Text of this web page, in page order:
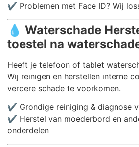
✔️ Problemen met Face ID? Wij
💧 Waterschade
toestel na
Heeft je telefoon of tablet
Wij reinigen en herstellen interne
verdere schade te voorkomen.
✔️ Grondige reiniging & diagnose
✔️ Herstel van moederbord en
onderdelen